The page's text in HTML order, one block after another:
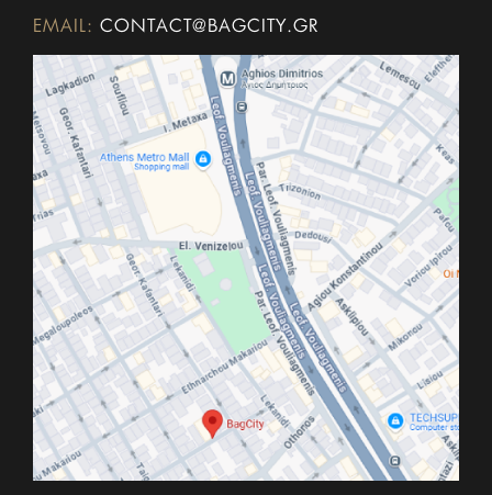
EMAIL: CONTACT@BAGCITY.GR